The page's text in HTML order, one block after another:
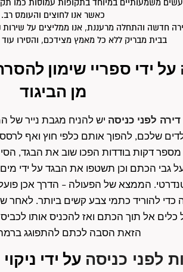
משמעותיים במיוחד בתקופות עמוסות כמו
כאשר אנו לחוצים והעומס רב.
חדשה והתחלה מרעננת, אנו ממליצים על שירות
בבית מבריק ללא כל מאמץ מצידכם, והסירו
מן הביגוד
דירה לפני כניסה
הזאת הסבה לכתם להתפוגג
לפני כניסה